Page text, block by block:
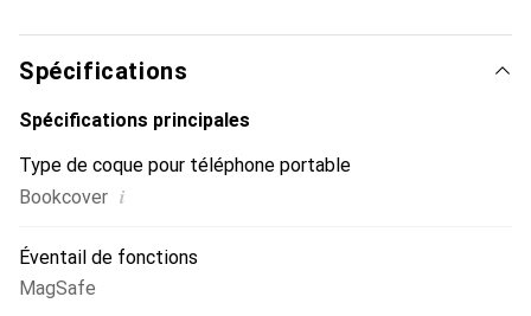
constitue toujours un bon choix pour le client exigeant.
Spécifications
Spécifications principales
Type de coque pour téléphone portable
Bookcover i
Éventail de fonctions
MagSafe